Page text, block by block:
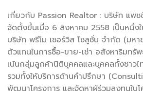
เกี่ยวกับ Passion Realtor : บริษัท แพช
จัดตั้งขึ้นเมื่อ 6 สิงหาคม 2558 เป็นหนึ่ง
บริษัท พรีโม เซอร์วิส โซลูชั่น จำกัด (มหา
ตัวแทนในการซื้อ-ขาย-เช่า อสังหาริมทรั
เน้นกลุ่มลูกค้านิติบุคคลและบุคคลทั้งชาวไ
รวมทั้งให้บริการด้านคำปรึกษา